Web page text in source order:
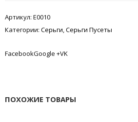
Артикул: E0010
Категории: Серьги,Серьги Пусеты
FacebookGoogle +VK
ПОХОЖИЕ ТОВАРЫ